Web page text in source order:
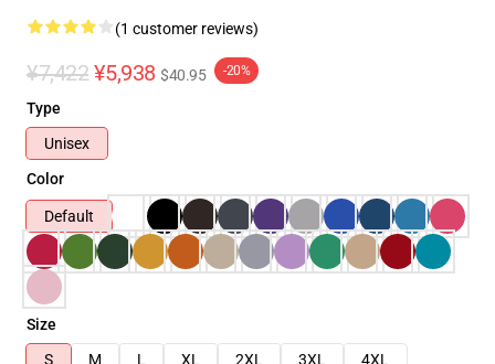
(1 customer reviews)
¥7,422 ¥5,938 $40.95 -20%
Type
Unisex
Color
Default
Size
S
M L XL 2XL 3XL
4XL